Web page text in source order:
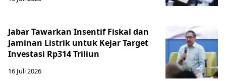
Jabar Tawarkan Insentif Fiskal dan
Jaminan Listrik untuk Kejar Target
Investasi Rp314 Triliun
16 Juli 2026